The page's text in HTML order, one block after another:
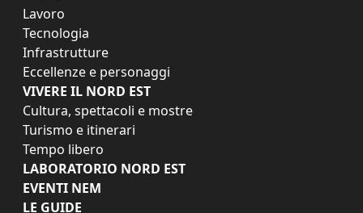
Lavoro
Tecnologia
Infrastrutture
Eccellenze e personaggi
VIVERE IL NORD EST
Cultura, spettacoli e mostre
Turismo e itinerari
Tempo libero
LABORATORIO NORD EST
EVENTI NEM
LE GUIDE